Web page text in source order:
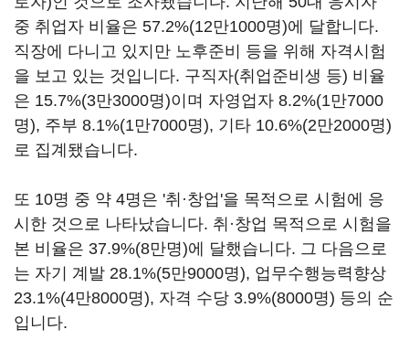
중 취업자 비율은 57.2%(12만1000명)에 달합니다.
직장에 다니고 있지만 노후준비 등을 위해 자격시험
을 보고 있는 것입니다. 구직자(취업준비생 등) 비율
은 15.7%(3만3000명)이며 자영업자 8.2%(1만7000
명), 주부 8.1%(1만7000명), 기타 10.6%(2만2000명)
로 집계됐습니다.
또 10명 중 약 4명은 '취·창업'을 목적으로 시험에 응
시한 것으로 나타났습니다. 취·창업 목적으로 시험을
본 비율은 37.9%(8만명)에 달했습니다. 그 다음으로
는 자기 계발 28.1%(5만9000명), 업무수행능력향상
23.1%(4만8000명), 자격 수당 3.9%(8000명) 등의 순
입니다.